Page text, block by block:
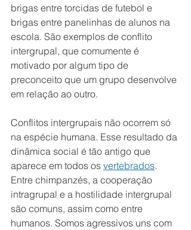
brigas entre torcidas de futebol e
brigas entre panelinhas de alunos na
escola. São exemplos de conflito
intergrupal, que comumente é
motivado por algum tipo de
preconceito que um grupo desenvolve
em relação ao outro.
Conflitos intergrupais não ocorrem só
na espécie humana. Esse resultado da
dinâmica social é tão antigo que
aparece em todos os vertebrados.
Entre chimpanzés, a cooperação
intragrupal e a hostilidade intergrupal
são comuns, assim como entre
humanos. Somos agressivos uns com